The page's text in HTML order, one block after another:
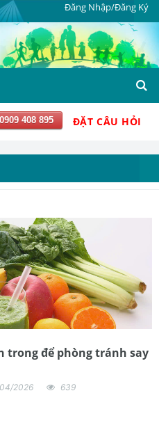
Đăng Nhập/Đăng Ký
0909 408 895 ĐẶT CÂU HỎI
trong để phòng tránh say
2026 639